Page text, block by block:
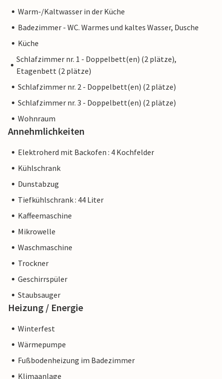
Warm-/Kaltwasser in der Küche
Badezimmer - WC. Warmes und kaltes Wasser, Dusche
Küche
Schlafzimmer nr. 1 - Doppelbett(en) (2 plätze),
Etagenbett (2 plätze)
Schlafzimmer nr. 2 - Doppelbett(en) (2 plätze)
Schlafzimmer nr. 3 - Doppelbett(en) (2 plätze)
Wohnraum
Annehmlichkeiten
Elektroherd mit Backofen : 4 Kochfelder
Kühlschrank
Dunstabzug
Tiefkühlschrank : 44 Liter
Kaffeemaschine
Mikrowelle
Waschmaschine
Trockner
Geschirrspüler
Staubsauger
Heizung / Energie
Winterfest
Wärmepumpe
Fußbodenheizung im Badezimmer
Klimaanlage